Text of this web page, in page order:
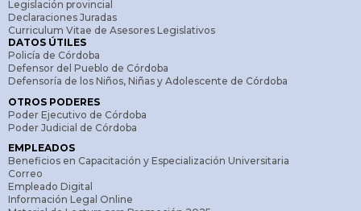
Legislación provincial
Declaraciones Juradas
Curriculum Vitae de Asesores Legislativos
DATOS ÚTILES
Policía de Córdoba
Defensor del Pueblo de Córdoba
Defensoría de los Niños, Niñas y Adolescente de Córdoba
OTROS PODERES
Poder Ejecutivo de Córdoba
Poder Judicial de Córdoba
EMPLEADOS
Beneficios en Capacitación y Especialización Universitaria
Correo
Empleado Digital
Información Legal Online